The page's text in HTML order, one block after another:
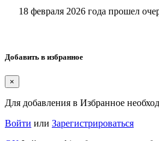
18 февраля 2026 года прошел
Добавить в избранное
×
Для добавления в Избранное
Войти или Зарегистрироваться